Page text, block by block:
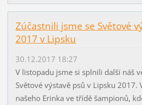
Zúčastnili jsme se Světové
2017 v Lipsku
30.12.2017 18:27
V listopadu jsme si splnili další náš
Světové výstavě psů v Lipsku 2017.
našeho Erinka ve třídě šampionů,